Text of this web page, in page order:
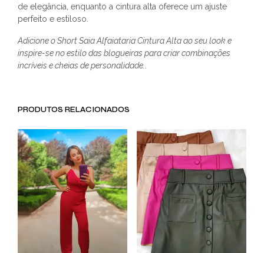
de elegância, enquanto a cintura alta oferece um ajuste
perfeito e estiloso.
Adicione o Short Saia Alfaiataria Cintura Alta ao seu look e
inspire-se no estilo das blogueiras para criar combinações
incríveis e cheias de personalidade.
PRODUTOS RELACIONADOS